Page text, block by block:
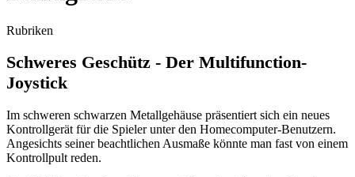
Rubriken
Schweres Geschütz - Der Multifunction-
Joystick
Im schweren schwarzen Metallgehäuse präsentiert sich ein neues
Kontrollgerät für die Spieler unter den Homecomputer-Benutzern.
Angesichts seiner beachtlichen Ausmaße könnte man fast von einem
Kontrollpult reden.